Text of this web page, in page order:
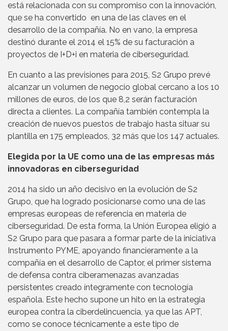
está relacionada con su compromiso con la innovación,
que se ha convertido en una de las claves en el
desarrollo de la compañía. No en vano, la empresa
destinó durante el 2014 el 15% de su facturación a
proyectos de I+D+i en materia de ciberseguridad.
En cuanto a las previsiones para 2015, S2 Grupo prevé
alcanzar un volumen de negocio global cercano a los 10
millones de euros, de los que 8,2 serán facturación
directa a clientes. La compañía también contempla la
creación de nuevos puestos de trabajo hasta situar su
plantilla en 175 empleados, 32 más que los 147 actuales.
Elegida por la UE como una de las empresas más
innovadoras en ciberseguridad
2014 ha sido un año decisivo en la evolución de S2
Grupo, que ha logrado posicionarse como una de las
empresas europeas de referencia en materia de
ciberseguridad. De esta forma, la Unión Europea eligió a
S2 Grupo para que pasara a formar parte de la iniciativa
Instrumento PYME, apoyando financieramente a la
compañía en el desarrollo de Captor, el primer sistema
de defensa contra ciberamenazas avanzadas
persistentes creado íntegramente con tecnología
española. Este hecho supone un hito en la estrategia
europea contra la ciberdelincuencia, ya que las APT,
como se conoce técnicamente a este tipo de